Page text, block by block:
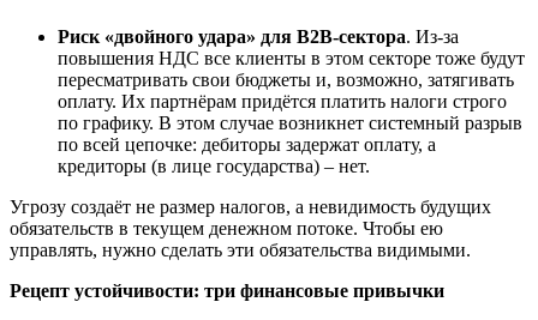
Риск «двойного удара» для B2B-сектора. Из-за
повышения НДС все клиенты в этом секторе тоже будут
пересматривать свои бюджеты и, возможно, затягивать
оплату. Их партнёрам придётся платить налоги строго
по графику. В этом случае возникнет системный разрыв
по всей цепочке: дебиторы задержат оплату, а
кредиторы (в лице государства) – нет.
Угрозу создаёт не размер налогов, а невидимость будущих
обязательств в текущем денежном потоке. Чтобы ею
управлять, нужно сделать эти обязательства видимыми.
Рецепт устойчивости: три финансовые привычки